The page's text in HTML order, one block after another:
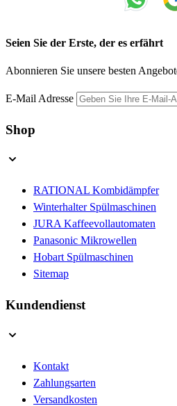
Seien Sie der Erste, der es erfährt
Abonnieren Sie unsere besten
E-Mail Adresse
Shop
RATIONAL Kombidämpfer
Winterhalter Spülmaschinen
JURA Kaffeevollautomaten
Panasonic Mikrowellen
Hobart Spülmaschinen
Sitemap
Kundendienst
Kontakt
Zahlungsarten
Versandkosten